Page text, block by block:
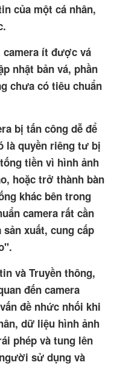
của một cá nhân,
camera ít được vá
nhật bản vá, phần
chưa có tiêu chuẩn
bị tấn công dễ để
là quyền riêng tư bị
tiền vì hình ảnh
hoặc trở thành bàn
khác bên trong
camera rất cần
xuất, cung cấp
và Truyền thông,
đến camera
đề nhức nhối khi
dữ liệu hình ảnh
phép và tung lên
sử dụng và